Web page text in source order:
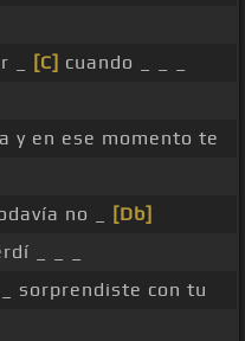
_ [C] cuando _ _ _
y en ese momento te
no _
[Db]
_ _ _
sorprendiste con tu